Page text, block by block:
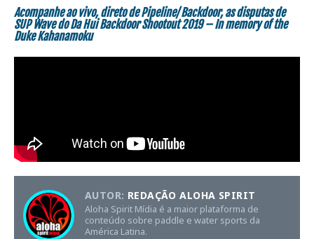
Acompanhe ao vivo, direto de Pipeline/ Backdoor, as disputas de
SUP Wave do Da Hui Backdoor Shootout 2019 – In memory of the
Duke Kahanamoku
AUTOR: REDAÇÃO ALOHA SPIRIT
Aloha Spirit Mídia é a maior plataforma de
conteúdo sobre paddle e water sports da
América Latina.